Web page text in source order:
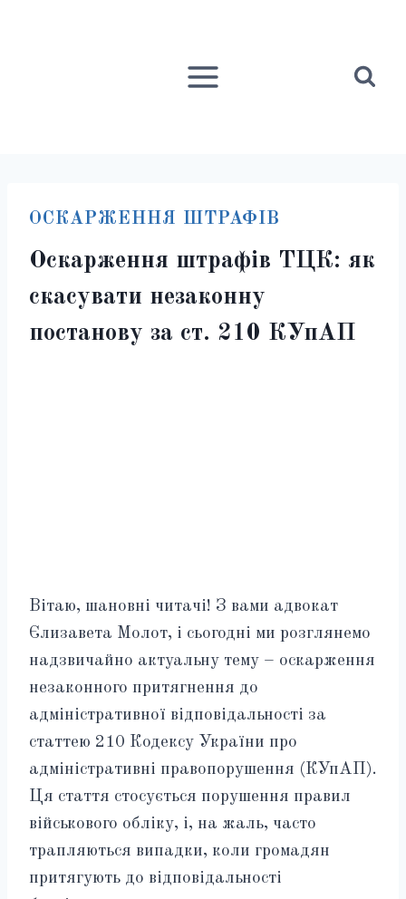
ОСКАРЖЕННЯ ШТРАФІВ
Оскарження штрафів ТЦК: як
скасувати незаконну
постанову за ст. 210 КУпАП
Вітаю, шановні читачі! З вами адвокат
Єлизавета Молот, і сьогодні ми розглянемо
надзвичайно актуальну тему – оскарження
незаконного притягнення до
адміністративної відповідальності за
статтею 210 Кодексу України про
адміністративні правопорушення (КУпАП).
Ця стаття стосується порушення правил
військового обліку, і, на жаль, часто
трапляються випадки, коли громадян
притягують до відповідальності